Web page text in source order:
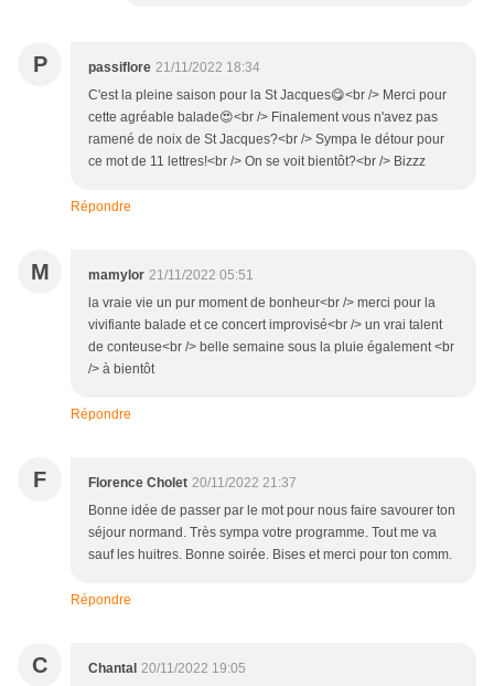
P passiflore 21/11/2022 18:34
C'est la pleine saison pour la St Jacques😋<br /> Merci pour
cette agréable balade😍<br /> Finalement vous n'avez pas
ramené de noix de St Jacques?<br /> Sympa le détour pour
ce mot de 11 lettres!<br /> On se voit bientôt?<br /> Bizzz
Répondre
M mamylor 21/11/2022 05:51
la vraie vie un pur moment de bonheur<br /> merci pour la
vivifiante balade et ce concert improvisé<br /> un vrai talent
de conteuse<br /> belle semaine sous la pluie également <br
/> à bientôt
Répondre
F Florence Cholet 20/11/2022 21:37
Bonne idée de passer par le mot pour nous faire savourer ton
séjour normand. Très sympa votre programme. Tout me va
sauf les huitres. Bonne soirée. Bises et merci pour ton comm.
Répondre
C Chantal 20/11/2022 19:05